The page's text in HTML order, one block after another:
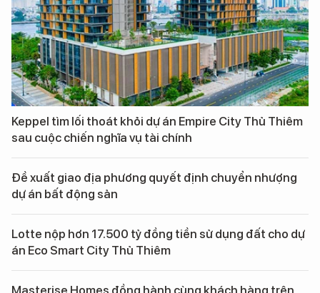
Keppel tìm lối thoát khỏi dự án Empire City Thủ Thiêm
sau cuộc chiến nghĩa vụ tài chính
Đề xuất giao địa phương quyết định chuyển nhượng
dự án bất động sản
Lotte nộp hơn 17.500 tỷ đồng tiền sử dụng đất cho dự
án Eco Smart City Thủ Thiêm